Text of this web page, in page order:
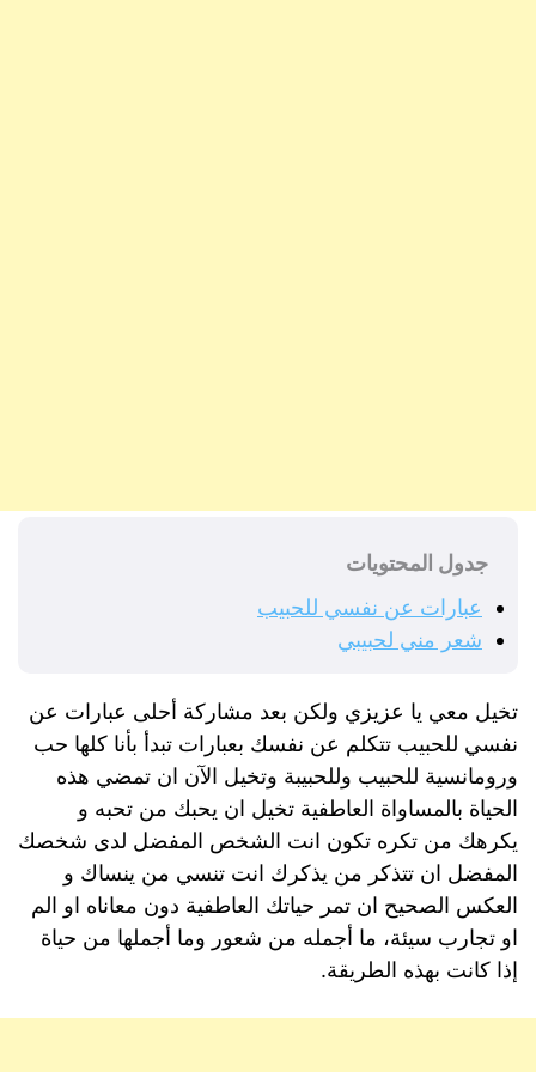
جدول المحتويات
عبارات عن نفسي للحبيب
شعر مني لحبيبي
تخيل معي يا عزيزي ولكن بعد مشاركة أحلى عبارات عن
نفسي للحبيب تتكلم عن نفسك بعبارات تبدأ بأنا كلها حب
ورومانسية للحبيب وللحبيبة وتخيل الآن ان تمضي هذه
الحياة بالمساواة العاطفية تخيل ان يحبك من تحبه و
يكرهك من تكره تكون انت الشخص المفضل لدى شخصك
المفضل ان تتذكر من يذكرك انت تنسي من ينساك و
العكس الصحيح ان تمر حياتك العاطفية دون معاناه او الم
او تجارب سيئة، ما أجمله من شعور وما أجملها من حياة
إذا كانت بهذه الطريقة.